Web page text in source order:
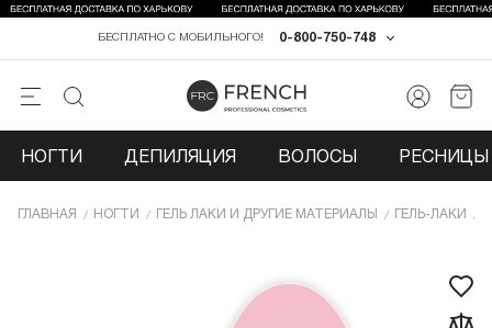
0-800-750-748
БЕСПЛАТНО С МОБИЛЬНОГО!
НОГТИ ДЕПИЛЯЦИЯ ВОЛОСЫ РЕСНИЦЫ
ГЛАВНАЯ НОГТИ ГЕЛЬ ЛАКИ И ДРУГИЕ МАТЕРИАЛЫ ГЕЛЬ-ЛАКИ